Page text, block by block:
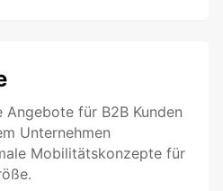
Angebote für B2B Kunden
Unternehmen
Mobilitätskonzepte für